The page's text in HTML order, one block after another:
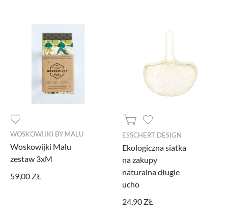
WOSKOWIJKI BY MALU
Woskowijki Malu
zestaw 3xM
59,00 ZŁ
ESSCHERT DESIGN
Ekologiczna siatka
na zakupy
naturalna długie
ucho
24,90 ZŁ